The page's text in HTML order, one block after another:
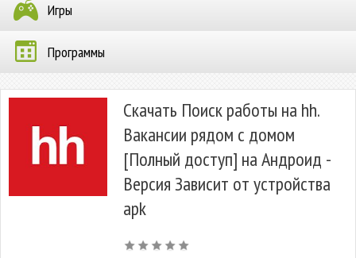
Игры
Программы
Скачать Поиск работы на hh.
Вакансии рядом с домом
[Полный доступ] на Андроид -
Версия Зависит от устройства
apk